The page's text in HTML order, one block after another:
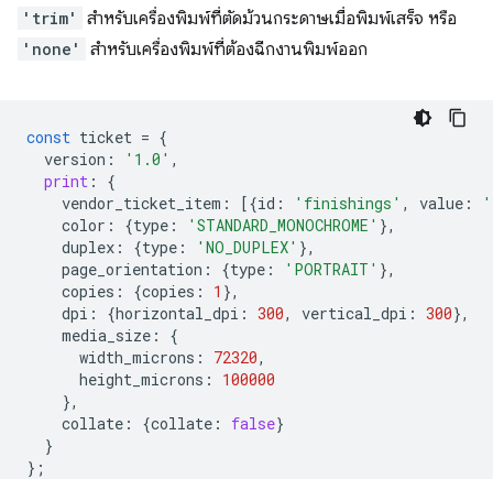
'trim' สำหรับเครื่องพิมพ์ที่ตัดม้วนกระดาษเมื่อพิมพ์เสร็จ หรือ
'none' สำหรับเครื่องพิมพ์ที่ต้องฉีกงานพิมพ์ออก
const ticket = {
version : '1.0' ,
print :
{
vendor_ticket_item : [{id : 'finishings' , value :
color : {type : 'STANDARD_MONOCHROME' },
duplex : {type : 'NO_DUPLEX' },
page_orientation : {type : 'PORTRAIT' },
copies : {copies : 1 },
dpi : {horizontal_dpi : 300, vertical_dpi : 300},
media_size :
{
width_microns : 72320,
height_microns :
100000
},
collate : {collate : false}
}
};